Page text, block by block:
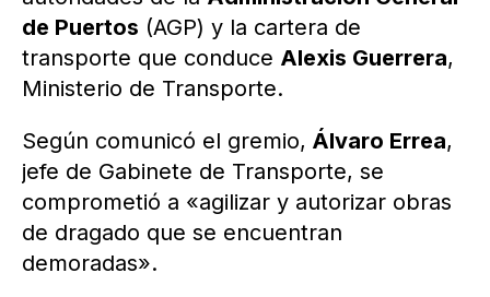
de Puertos (AGP) y la cartera de
transporte que conduce Alexis Guerrera,
Ministerio de Transporte.
Según comunicó el gremio, Álvaro Errea,
jefe de Gabinete de Transporte, se
comprometió a «agilizar y autorizar obras
de dragado que se encuentran
demoradas».